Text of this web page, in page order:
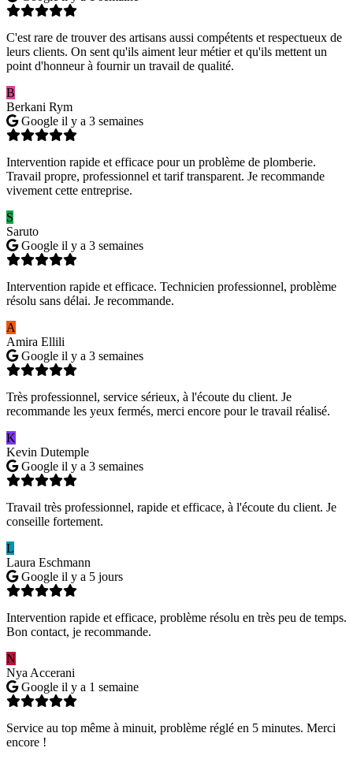
C'est rare de trouver des artisans aussi compétents et respectueux de
leurs clients. On sent qu'ils aiment leur métier et qu'ils mettent un
point d'honneur à fournir un travail de qualité.
B
Berkani Rym
Google il y a 3 semaines
Intervention rapide et efficace pour un problème de plomberie.
Travail propre, professionnel et tarif transparent. Je recommande
vivement cette entreprise.
S
Saruto
Google il y a 3 semaines
Intervention rapide et efficace. Technicien professionnel, problème
résolu sans délai. Je recommande.
A
Amira Ellili
Google il y a 3 semaines
Très professionnel, service sérieux, à l'écoute du client. Je
recommande les yeux fermés, merci encore pour le travail réalisé.
K
Kevin Dutemple
Google il y a 3 semaines
Travail très professionnel, rapide et efficace, à l'écoute du client. Je
conseille fortement.
L
Laura Eschmann
Google il y a 5 jours
Intervention rapide et efficace, problème résolu en très peu de temps.
Bon contact, je recommande.
N
Nya Accerani
Google il y a 1 semaine
Service au top même à minuit, problème réglé en 5 minutes. Merci
encore !